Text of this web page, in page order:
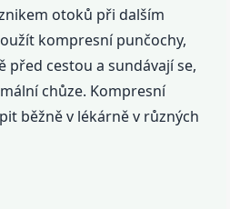
otoků při dalším
kompresní punčochy,
před cestou a sundávají se,
chůze. Kompresní
běžně v lékárně v různých